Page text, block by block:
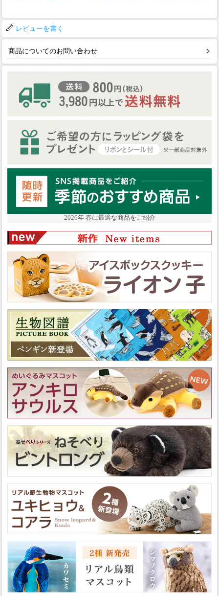
レビューを書く
商品についてのお問い合わせ